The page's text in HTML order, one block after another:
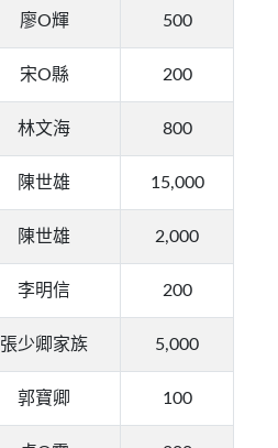
廖O輝 500
宋O縣 200
林文海 800
陳世雄 15,000
陳世雄 2,000
李明信 200
張少卿家族 5,000
郭寶卿 100